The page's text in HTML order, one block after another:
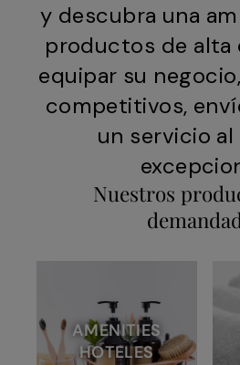
y descubra una
productos de alta
equipar su
competitivos,
un servicio
Nuestros
AMENITIES
HOTELES